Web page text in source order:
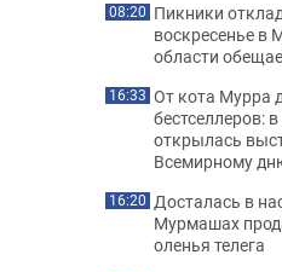
08:20 Пикники
воскресенье в
области
16:33 От кота Мурра
бестселлеров:
открылась
Всемирному
16:20 Досталась в
Мурмашах
оленья телега